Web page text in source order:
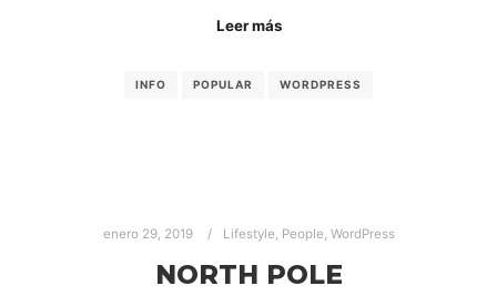
Leer más
INFO POPULAR WORDPRESS
enero 29, 2019 Lifestyle, People, WordPress
NORTH POLE